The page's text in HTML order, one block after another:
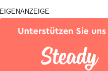
EIGENANZEIGE